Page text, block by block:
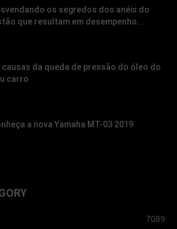
os segredos dos anéis do
que resultam em desempenho...
causas da queda de pressão do óleo do
carro
a nova Yamaha MT-03 2019
7089